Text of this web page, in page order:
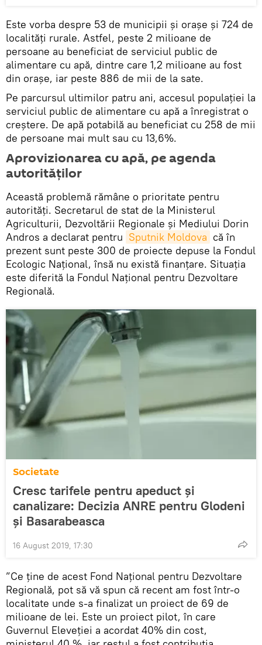
Este vorba despre 53 de municipii și orașe și 724 de
localități rurale. Astfel, peste 2 milioane de
persoane au beneficiat de serviciul public de
alimentare cu apă, dintre care 1,2 milioane au fost
din orașe, iar peste 886 de mii de la sate.
Pe parcursul ultimilor patru ani, accesul populației la
serviciul public de alimentare cu apă a înregistrat o
creștere. De apă potabilă au beneficiat cu 258 de mii
de persoane mai mult sau cu 13,6%.
Aprovizionarea cu apă, pe agenda
autorităților
Această problemă rămâne o prioritate pentru
autorități. Secretarul de stat de la Ministerul
Agriculturii, Dezvoltării Regionale și Mediului Dorin
Andros a declarat pentru Sputnik Moldova că în
prezent sunt peste 300 de proiecte depuse la Fondul
Ecologic Național, însă nu există finanțare. Situația
este diferită la Fondul Național pentru Dezvoltare
Regională.
Societate
Cresc tarifele pentru apeduct și
canalizare: Decizia ANRE pentru Glodeni
și Basarabeasca
16 August 2019, 17:30
”Ce ține de acest Fond Național pentru Dezvoltare
Regională, pot să vă spun că recent am fost într-o
localitate unde s-a finalizat un proiect de 69 de
milioane de lei. Este un proiect pilot, în care
Guvernul Eleveției a acordat 40% din cost,